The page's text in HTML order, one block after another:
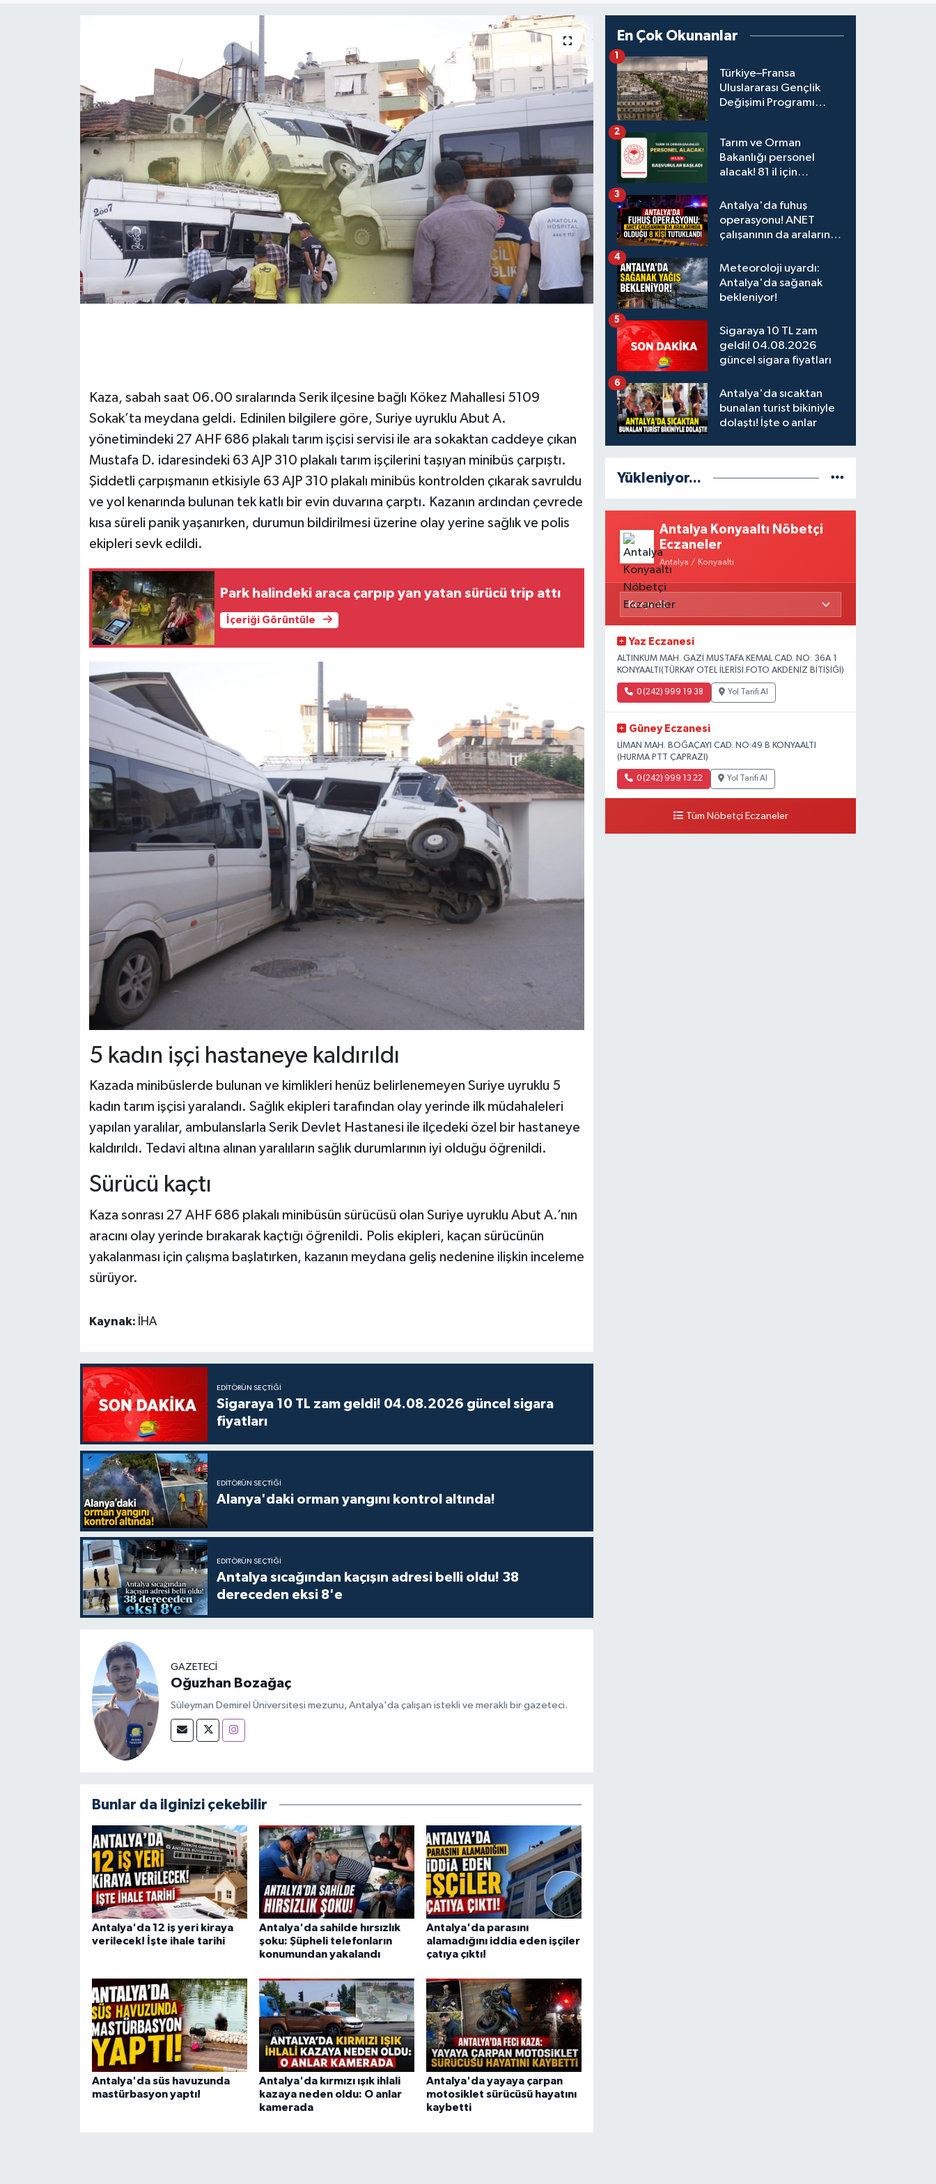
Kaza, sabah saat 06.00 sıralarında Serik ilçesine bağlı Kökez Mahallesi 5109
Sokak’ta meydana geldi. Edinilen bilgilere göre, Suriye uyruklu Abut A.
yönetimindeki 27 AHF 686 plakalı tarım işçisi servisi ile ara sokaktan caddeye çıkan
Mustafa D. idaresindeki 63 AJP 310 plakalı tarım işçilerini taşıyan minibüs çarpıştı.
Şiddetli çarpışmanın etkisiyle 63 AJP 310 plakalı minibüs kontrolden çıkarak savruldu
ve yol kenarında bulunan tek katlı bir evin duvarına çarptı. Kazanın ardından çevrede
kısa süreli panik yaşanırken, durumun bildirilmesi üzerine olay yerine sağlık ve polis
ekipleri sevk edildi.
Park halindeki araca çarpıp yan yatan sürücü trip attı
İçeriği Görüntüle
5 kadın işçi hastaneye kaldırıldı
Kazada minibüslerde bulunan ve kimlikleri henüz belirlenemeyen Suriye uyruklu 5
kadın tarım işçisi yaralandı. Sağlık ekipleri tarafından olay yerinde ilk müdahaleleri
yapılan yaralılar, ambulanslarla Serik Devlet Hastanesi ile ilçedeki özel bir hastaneye
kaldırıldı. Tedavi altına alınan yaralıların sağlık durumlarının iyi olduğu öğrenildi.
Sürücü kaçtı
Kaza sonrası 27 AHF 686 plakalı minibüsün sürücüsü olan Suriye uyruklu Abut A.’nın
aracını olay yerinde bırakarak kaçtığı öğrenildi. Polis ekipleri, kaçan sürücünün
yakalanması için çalışma başlatırken, kazanın meydana geliş nedenine ilişkin inceleme
sürüyor.
Kaynak: İHA
EDITÖRÜN SEÇTIĞI
Sigaraya 10 TL zam geldi! 04.08.2026 güncel sigara
fiyatları
EDITÖRÜN SEÇTIĞI
Alanya'daki orman yangını kontrol altında!
EDITÖRÜN SEÇTIĞI
Antalya sıcağından kaçışın adresi belli oldu! 38
dereceden eksi 8'e
GAZETECİ
Oğuzhan Bozağaç
Süleyman Demirel Üniversitesi mezunu, Antalya'da çalışan istekli ve meraklı bir gazeteci.
Bunlar da ilginizi çekebilir
Antalya'da 12 iş yeri kiraya
verilecek! İşte ihale tarihi
Antalya'da sahilde hırsızlık
şoku: Şüpheli telefonların
konumundan yakalandı
Antalya'da parasını
alamadığını iddia eden işçiler
çatıya çıktı!
Antalya'da süs havuzunda
mastürbasyon yaptı!
Antalya'da kırmızı ışık ihlali
kazaya neden oldu: O anlar
kamerada
Antalya'da yayaya çarpan
motosiklet sürücüsü hayatını
kaybetti
En Çok Okunanlar
Türkiye–Fransa
Uluslararası Gençlik
Değişimi Programı
1
Tarım ve Orman
Bakanlığı personel
alacak! 81 il için
2
Antalya'da fuhuş
operasyonu! ANET
çalışanının da aralarında
3
Meteoroloji uyardı:
Antalya'da sağanak
bekleniyor!
4
Sigaraya 10 TL zam
geldi! 04.08.2026
güncel sigara fiyatları
5
Antalya'da sıcaktan
bunalan turist bikiniyle
dolaştı! İşte o anlar
6
Yükleniyor...
Antalya Konyaaltı Nöbetçi
Eczaneler
Antalya / Konyaaltı
Yaz Eczanesi
ALTINKUM MAH. GAZİ MUSTAFA KEMAL CAD. NO: 36A 1
KONYAALTI(TÜRKAY OTEL İLERİSİ.FOTO AKDENİZ BİTİŞİĞİ)
0 (242) 999 19 38 Yol Tarifi Al
Güney Eczanesi
LİMAN MAH. BOĞAÇAYI CAD. NO:49 B KONYAALTI
(HURMA PTT ÇAPRAZI)
0 (242) 999 13 22 Yol Tarifi Al
Tüm Nöbetçi Eczaneler